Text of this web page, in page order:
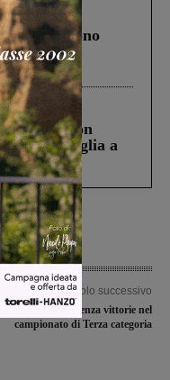
cui morirono
il
fra tir....
di Castiglion
ucciso la figlia a
Articolo successivo
Giornata senza vittorie nel
campionato di Terza categoria